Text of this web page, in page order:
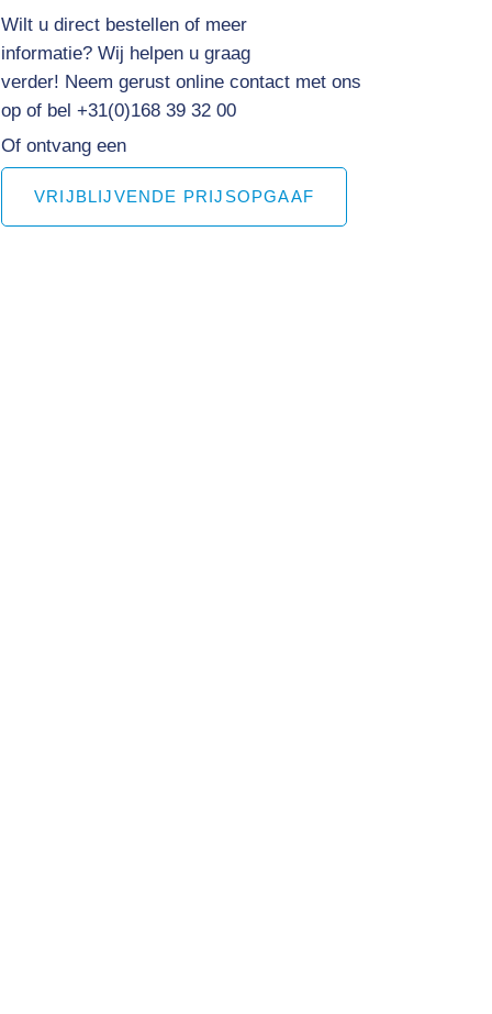
Wilt u direct bestellen of meer
informatie? Wij helpen u graag
verder! Neem gerust online contact met ons
op of bel +31(0)168 39 32 00
Of ontvang een
VRIJBLIJVENDE PRIJSOPGAAF